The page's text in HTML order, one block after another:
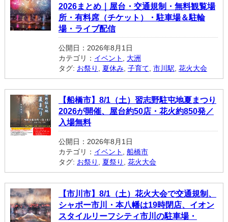
2026まとめ｜屋台・交通規制・無料観覧場
所・有料席（チケット）・駐車場＆駐輪
場・ライブ配信
公開日：2026年8月1日
カテゴリ： イベント
大洲
タグ: お祭り 夏休み, 子育て 市川駅 花火大会
【船橋市】8/1（土）習志野駐屯地夏まつり
2026が開催、屋台約50店・花火約850発／
入場無料
公開日：2026年8月1日
カテゴリ： イベント
船橋市
タグ: お祭り 夏祭り 花火大会
【市川市】8/1（土）花火大会で交通規制、
シャポー市川・本八幡は19時閉店、イオン
スタイルリーフシティ市川の駐車場・